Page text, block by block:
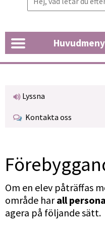
Huvudmeny
Lyssna
Kontakta oss
Om en elev påträffas
område har all
agera på följande sätt.